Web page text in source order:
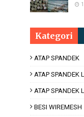
Kategori
ATAP SPANDEK
ATAP SPANDEK
ATAP SPANDEK
BESI WIREMESH